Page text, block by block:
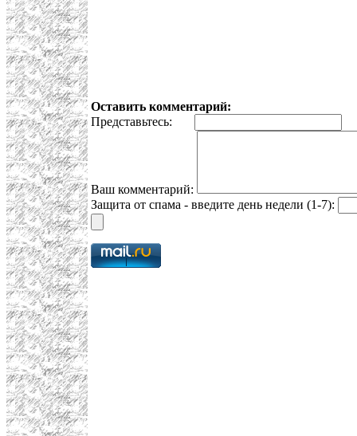
Оставить комментарий:
Представьтесь:
Ваш комментарий:
Защита от спама - введите день недели (1-7):